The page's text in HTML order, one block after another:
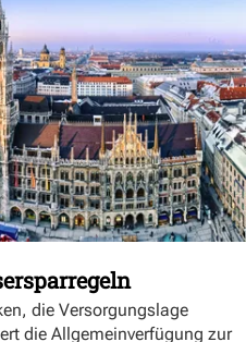
die Versorgungslage
die Allgemeinverfügung zur